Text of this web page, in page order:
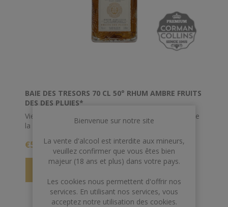
BAIE DES TRESORS 70 CL 50° RHUM AMBRE FRUITS
DES DES PLUIES*
Vieilli en fût de chêne français, cet élevé sous bois de
la Trinité titre 50%
€59,00
Bienvenue sur notre site
La vente d'alcool est interdite aux mineurs,
veuillez confirmer que vous êtes bien
majeur (18 ans et plus) dans votre pays.
Les cookies nous permettent d'offrir nos
services. En utilisant nos services, vous
acceptez notre utilisation des cookies.